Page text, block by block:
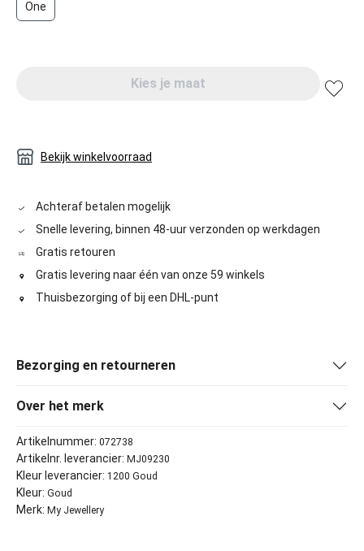
One
Kies je maat
Bekijk winkelvoorraad
Achteraf betalen mogelijk
Snelle levering, binnen 48-uur verzonden op werkdagen
Gratis retouren
Gratis levering naar één van onze 59 winkels
Thuisbezorging of bij een DHL-punt
Bezorging en retourneren
Over het merk
Artikelnummer: 072738
Artikelnr. leverancier: MJ09230
Kleur leverancier: 1200 Goud
Kleur: Goud
Merk: My Jewellery